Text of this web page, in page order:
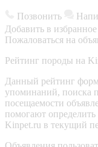
Позвонить
Добавить в избранное
Пожаловаться на
Рейтинг породы на
Данный рейтинг
упоминаний, поиска
посещаемости
помогают
Kinpet.ru в текущий